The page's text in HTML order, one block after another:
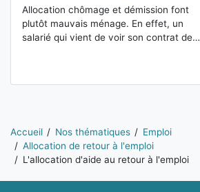
Allocation chômage et démission font
plutôt mauvais ménage. En effet, un
salarié qui vient de voir son contrat de…
Vous êtes ici:
Accueil Nos thématiques
Emploi
Allocation de retour à l'emploi
L'allocation d'aide au retour à l'emploi